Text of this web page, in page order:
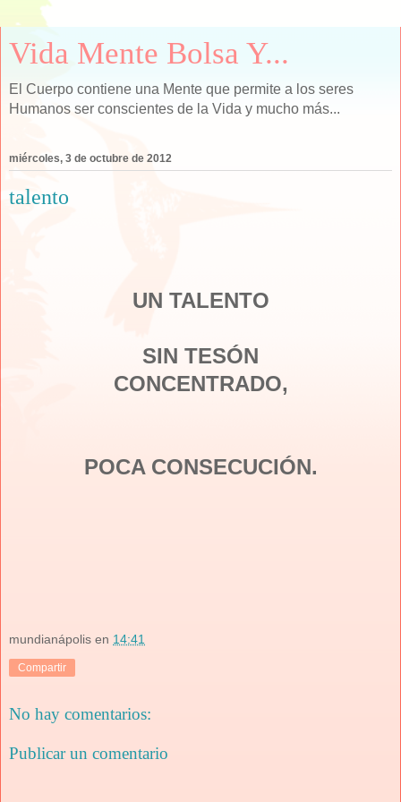
Vida Mente Bolsa Y...
El Cuerpo contiene una Mente que permite a los seres
Humanos ser conscientes de la Vida y mucho más...
miércoles, 3 de octubre de 2012
talento
UN TALENTO
SIN TESÓN
CONCENTRADO,
POCA CONSECUCIÓN.
mundianápolis en 14:41
Compartir
No hay comentarios:
Publicar un comentario